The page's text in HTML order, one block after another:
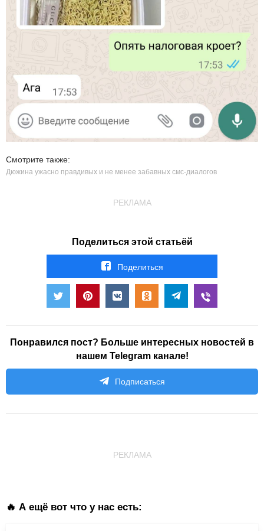
Смотрите также:
Дюжина ужасно правдивых и не менее забавных смс-диалогов
РЕКЛАМА
Поделиться этой статьёй
Поделиться
Понравился пост? Больше интересных новостей в
нашем Telegram канале!
Подписаться
РЕКЛАМА
🔥 А ещё вот что у нас есть: